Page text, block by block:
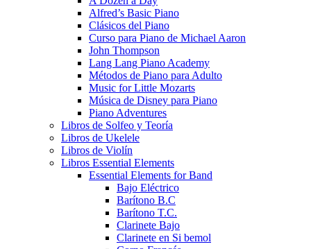
Alfred’s Basic Piano
Clásicos del Piano
Curso para Piano de Michael Aaron
John Thompson
Lang Lang Piano Academy
Métodos de Piano para Adulto
Music for Little Mozarts
Música de Disney para Piano
Piano Adventures
Libros de Solfeo y Teoría
Libros de Ukelele
Libros de Violín
Libros Essential Elements
Essential Elements for Band
Bajo Eléctrico
Barítono B.C
Barítono T.C.
Clarinete Bajo
Clarinete en Si bemol